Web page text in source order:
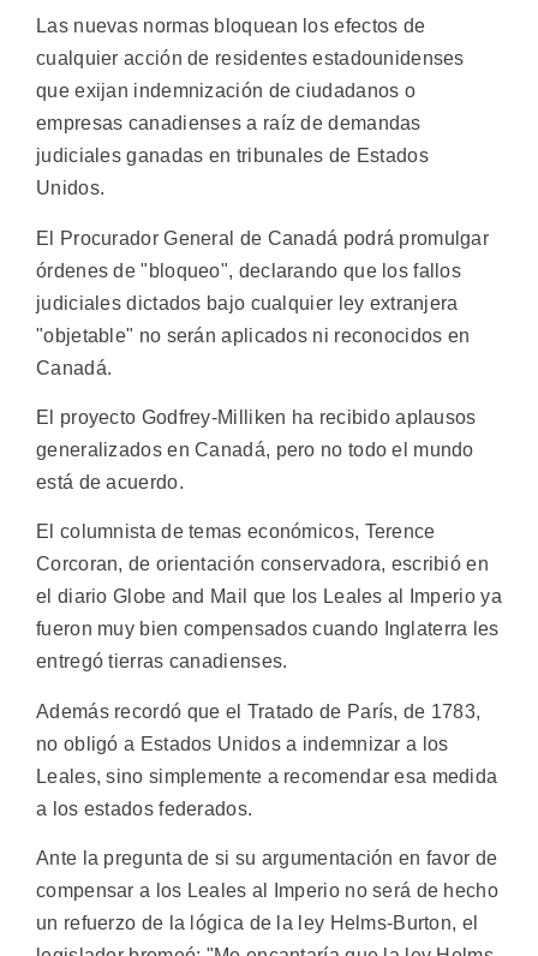
Las nuevas normas bloquean los efectos de
cualquier acción de residentes estadounidenses
que exijan indemnización de ciudadanos o
empresas canadienses a raíz de demandas
judiciales ganadas en tribunales de Estados
Unidos.
El Procurador General de Canadá podrá promulgar
órdenes de "bloqueo", declarando que los fallos
judiciales dictados bajo cualquier ley extranjera
"objetable" no serán aplicados ni reconocidos en
Canadá.
El proyecto Godfrey-Milliken ha recibido aplausos
generalizados en Canadá, pero no todo el mundo
está de acuerdo.
El columnista de temas económicos, Terence
Corcoran, de orientación conservadora, escribió en
el diario Globe and Mail que los Leales al Imperio ya
fueron muy bien compensados cuando Inglaterra les
entregó tierras canadienses.
Además recordó que el Tratado de París, de 1783,
no obligó a Estados Unidos a indemnizar a los
Leales, sino simplemente a recomendar esa medida
a los estados federados.
Ante la pregunta de si su argumentación en favor de
compensar a los Leales al Imperio no será de hecho
un refuerzo de la lógica de la ley Helms-Burton, el